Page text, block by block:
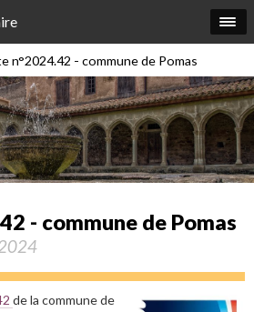
n°2024.42 - commune de Pomas
- commune de Pomas
de la commune de